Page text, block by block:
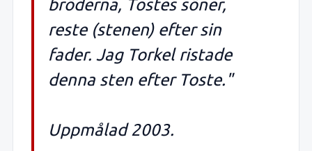
bröderna, Tostes söner,
reste (stenen) efter sin
fader. Jag Torkel ristade
denna sten efter Toste."
Uppmålad 2003.